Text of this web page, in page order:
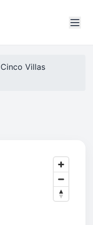
Cinco Villas